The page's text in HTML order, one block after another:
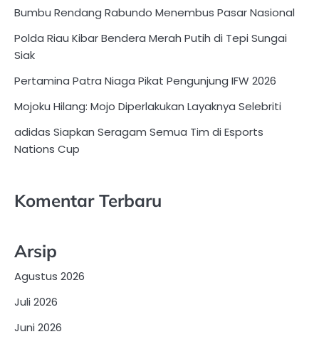
Bumbu Rendang Rabundo Menembus Pasar Nasional
Polda Riau Kibar Bendera Merah Putih di Tepi Sungai
Siak
Pertamina Patra Niaga Pikat Pengunjung IFW 2026
Mojoku Hilang: Mojo Diperlakukan Layaknya Selebriti
adidas Siapkan Seragam Semua Tim di Esports
Nations Cup
Komentar Terbaru
Arsip
Agustus 2026
Juli 2026
Juni 2026